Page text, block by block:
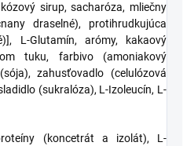
sirup, sacharóza, mliečny
draselné), protihrudkujúca
L-Glutamín, arómy, kakaový
tuku, farbivo (amoniakový
zahusťovadlo (celulózová
(sukralóza), L-Izoleucín, L-
(koncetrát a izolát), L-